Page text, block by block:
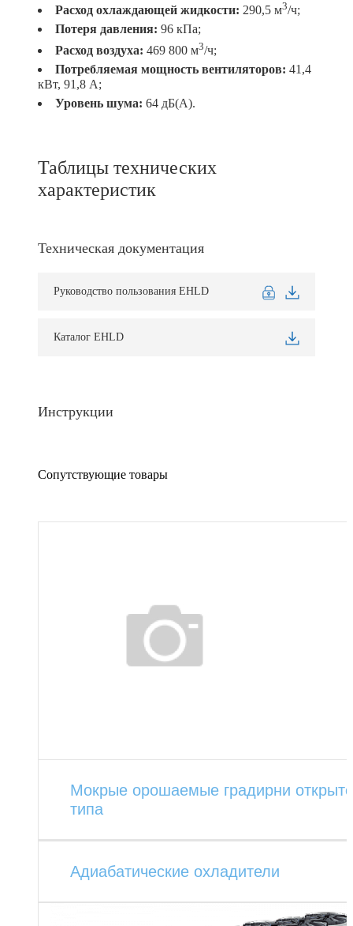
Расход охлаждающей жидкости: 290,5 м3/ч;
Потеря давления: 96 кПа;
Расход воздуха: 469 800 м3/ч;
Потребляемая мощность вентиляторов: 41,4
кВт, 91,8 A;
Уровень шума: 64 дБ(А).
Таблицы технических
характеристик
Техническая документация
Руководство пользования EHLD
Каталог EHLD
Инструкции
Сопутствующие товары
Мокрые орошаемые градирни
типа
Адиабатические охладители